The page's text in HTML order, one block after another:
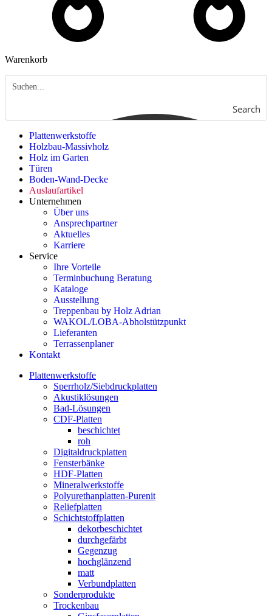
Warenkorb
Search
Plattenwerkstoffe
Holzbau-Massivholz
Holz im Garten
Türen
Boden-Wand-Decke
Auslaufartikel
Unternehmen
Über uns
Ansprechpartner
Aktuelles
Karriere
Service
Ihre Vorteile
Terminbuchung Beratung
Kataloge
Ausstellung
Treppenbau by Holz Adrian
WAKOL/LOBA-Abholstützpunkt
Lieferanten
Terrassenplaner
Kontakt
Plattenwerkstoffe
Sperrholz/Siebdruckplatten
Akustiklösungen
Bad-Lösungen
CDF-Platten
beschichtet
roh
Digitaldruckplatten
Fensterbänke
HDF-Platten
Mineralwerkstoffe
Polyurethanplatten-Purenit
Reliefplatten
Schichtstoffplatten
dekorbeschichtet
durchgefärbt
Gegenzug
hochglänzend
matt
Verbundplatten
Sonderprodukte
Trockenbau